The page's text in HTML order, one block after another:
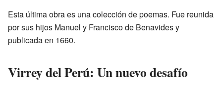
Esta última obra es una colección de poemas. Fue reunida
por sus hijos Manuel y Francisco de Benavides y
publicada en 1660.
Virrey del Perú: Un nuevo desafío